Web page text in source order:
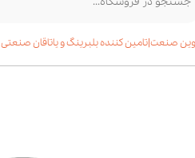
صنعت|تامین کننده بلبرینگ و یاتاقان صنعتی